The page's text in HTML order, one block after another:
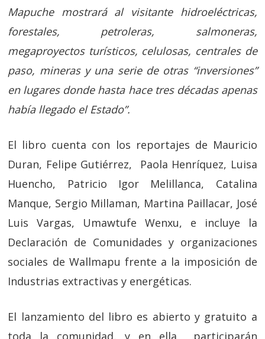
Mapuche mostrará al visitante hidroeléctricas,
forestales, petroleras, salmoneras,
megaproyectos turísticos, celulosas, centrales de
paso, mineras y una serie de otras “inversiones”
en lugares donde hasta hace tres décadas apenas
había llegado el Estado”.
El libro cuenta con los reportajes de Mauricio
Duran, Felipe Gutiérrez, Paola Henríquez, Luisa
Huencho, Patricio Igor Melillanca, Catalina
Manque, Sergio Millaman, Martina Paillacar, José
Luis Vargas, Umawtufe Wenxu, e incluye la
Declaración de Comunidades y organizaciones
sociales de Wallmapu frente a la imposición de
Industrias extractivas y energéticas.
El lanzamiento del libro es abierto y gratuito a
toda la comunidad, y en ella participarán